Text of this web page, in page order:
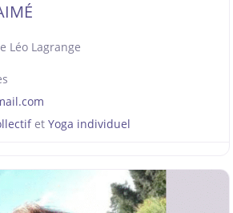
Léo Lagrange
et Yoga individuel